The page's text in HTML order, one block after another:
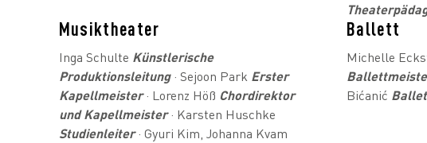
Musiktheater
Inga Schulte Künstlerische
Produktionsleitung· Sejoon Park Erster
Kapellmeister· Lorenz Höß Chordirektor
und Kapellmeister· Karsten Huschke
Studienleiter· Gyuri Kim, Johanna Kvam
Ballett
Michelle
Bićanić